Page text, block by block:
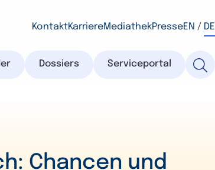
KontaktKarriereMediathekPresseEN / DE
Dossiers Serviceportal
Chancen und